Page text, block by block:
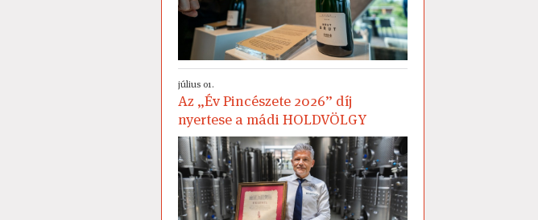
július 01.
Az „Év Pincészete 2026” díj
nyertese a mádi HOLDVÖLGY